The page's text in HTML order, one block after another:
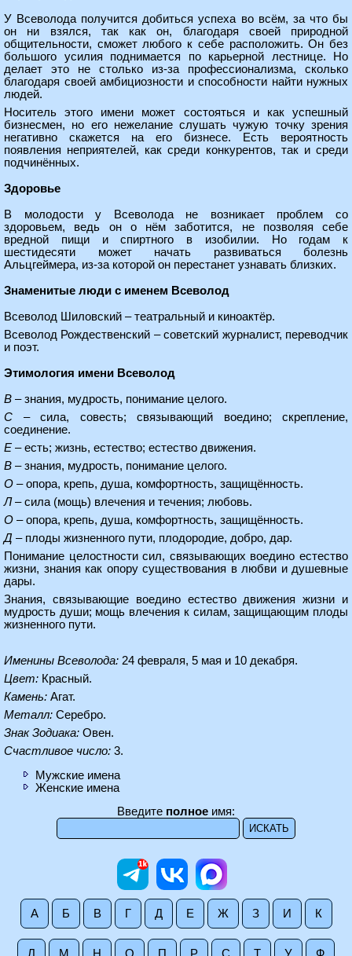
У Всеволода получится добиться успеха во всём, за что бы
он ни взялся, так как он, благодаря своей природной
общительности, сможет любого к себе расположить. Он без
большого усилия поднимается по карьерной лестнице. Но
делает это не столько из-за профессионализма, сколько
благодаря своей амбициозности и способности найти нужных
людей.
Носитель этого имени может состояться и как успешный
бизнесмен, но его нежелание слушать чужую точку зрения
негативно скажется на его бизнесе. Есть вероятность
появления неприятелей, как среди конкурентов, так и среди
подчинённых.
Здоровье
В молодости у Всеволода не возникает проблем со
здоровьем, ведь он о нём заботится, не позволяя себе
вредной пищи и спиртного в изобилии. Но годам к
шестидесяти может начать развиваться болезнь
Альцгеймера, из-за которой он перестанет узнавать близких.
Знаменитые люди с именем Всеволод
Всеволод Шиловский – театральный и киноактёр.
Всеволод Рождественский – советский журналист, переводчик
и поэт.
Этимология имени Всеволод
В – знания, мудрость, понимание целого.
С – сила, совесть; связывающий воедино; скрепление,
соединение.
Е – есть; жизнь, естество; естество движения.
В – знания, мудрость, понимание целого.
О – опора, крепь, душа, комфортность, защищённость.
Л– сила (мощь) влечения и течения; любовь.
О – опора, крепь, душа, комфортность, защищённость.
Д – плоды жизненного пути, плодородие, добро, дар.
Понимание целостности сил, связывающих воедино естество
жизни, знания как опору существования в любви и душевные
дары.
Знания, связывающие воедино естество движения жизни и
мудрость души; мощь влечения к силам, защищающим плоды
жизненного пути.
Именины Всеволода: 24 февраля, 5 мая и 10 декабря.
Цвет: Красный.
Камень: Агат.
Металл: Серебро.
Знак Зодиака: Овен.
Счастливое число: 3.
Мужские имена
Женские имена
Введите полное имя:
А Б В Г Д Е Ж З И К